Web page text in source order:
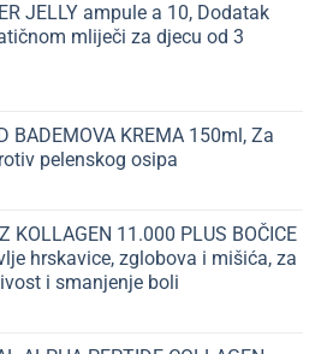
JELLY ampule a 10, Dodatak
mliječi za djecu od 3
BADEMOVA KREMA 150ml, Za
pelenskog osipa
KOLLAGEN 11.000 PLUS BOČICE
hrskavice, zglobova i mišića, za
i smanjenje boli